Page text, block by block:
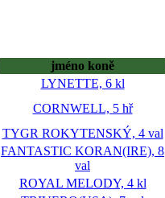
jméno koně
LYNETTE, 6 kl
CORNWELL, 5 hř
TYGR ROKYTENSKÝ, 4 val
FANTASTIC KORAN(IRE), 8
val
ROYAL MELODY, 4 kl